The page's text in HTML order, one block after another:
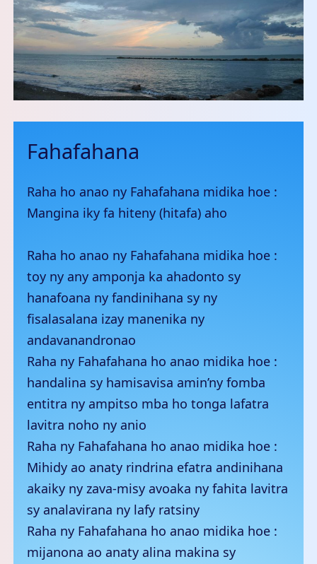
Fahafahana
Raha ho anao ny Fahafahana midika hoe :
Mangina iky fa hiteny (hitafa) aho
Raha ho anao ny Fahafahana midika hoe :
toy ny any amponja ka ahadonto sy
hanafoana ny fandinihana sy ny
fisalasalana izay manenika ny
andavanandronao
Raha ny Fahafahana ho anao midika hoe :
handalina sy hamisavisa amin’ny fomba
entitra ny ampitso mba ho tonga lafatra
lavitra noho ny anio
Raha ny Fahafahana ho anao midika hoe :
Mihidy ao anaty rindrina efatra andinihana
akaiky ny zava-misy avoaka ny fahita lavitra
sy analavirana ny lafy ratsiny
Raha ny Fahafahana ho anao midika hoe :
mijanona ao anaty alina makina sy